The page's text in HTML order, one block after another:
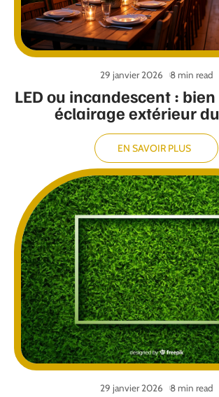
LED ou incandescent :
éclairage extérieur
29 janvier 2026 8 min read
EN SAVOIR PLUS
29 janvier 2026 8 min read